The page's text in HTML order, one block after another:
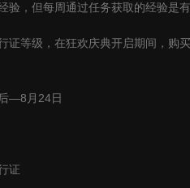
，但每周通过任务获取的经验是有
证等级，在狂欢庆典开启期间，购买
—8 月 24日
证